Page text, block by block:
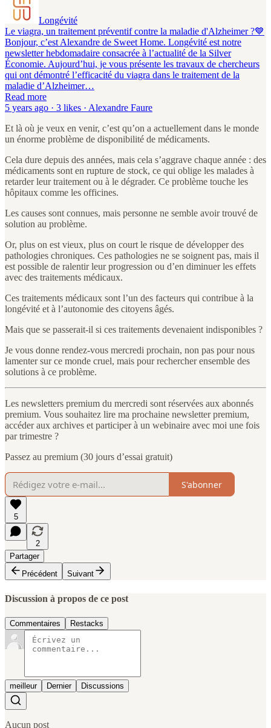
Longévité
Le viagra, un traitement préventif contre la maladie d'Alzheimer ?💙
Bonjour, c’est Alexandre de Sweet Home. Longévité est notre
newsletter hebdomadaire consacrée à l’actualité de la Silver
Économie. Aujourd’hui, je vous présente les travaux de chercheurs
qui ont démontré l’efficacité du viagra dans le traitement de la
maladie d’Alzheimer…
Read more
5 years ago · 3 likes · Alexandre Faure
Et là où je veux en venir, c’est qu’on a actuellement dans le monde
un énorme problème de disponibilité de médicaments.
Cela dure depuis des années, mais cela s’aggrave chaque année : des
médicaments sont en rupture de stock, ce qui oblige les malades à
retarder leur traitement ou à le dégrader. Ce problème touche les
hôpitaux comme les officines.
Les causes sont connues, mais personne ne semble avoir trouvé de
solution au problème.
Or, plus on est vieux, plus on court le risque de développer des
pathologies chroniques. Ces pathologies ne se soignent pas, mais il
est possible de ralentir leur progression ou d’en diminuer les effets
avec des traitements médicaux.
Ces traitements médicaux sont l’un des facteurs qui contribue à la
longévité et à l’autonomie des citoyens âgés.
Mais que se passerait-il si ces traitements devenaient indisponibles ?
Je vous donne rendez-vous mercredi prochain, non pas pour nous
lamenter sur ce monde cruel, mais pour rechercher ensemble des
solutions à ce problème.
Les newsletters premium du mercredi sont réservées aux abonnés
premium. Vous souhaitez lire ma prochaine newsletter premium,
accéder aux archives et participer à un webinaire avec moi une fois
par trimestre ?
Passez au premium (30 jours d’essai gratuit)
S'abonner
5
2
Partager
Précédent
Suivant
Discussion à propos de ce post
Commentaires Restacks
meilleur Dernier Discussions
Aucun post